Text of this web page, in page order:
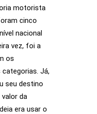
motorista
cinco
nacional
vez, foi a
os
Já,
seu destino
da
era usar o